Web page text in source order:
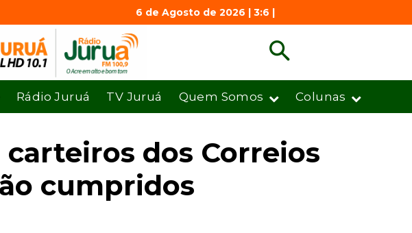
6 de Agosto de 2026 | 3:6 |
Rádio Juruá TV Juruá Quem Somos Colunas
dos Correios
cumpridos